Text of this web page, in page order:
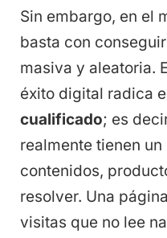
Sin embargo, en el
basta con
masiva y aleatoria.
éxito digital radica
cualificado; es
realmente tienen
contenidos,
resolver. Una
visitas que no lee